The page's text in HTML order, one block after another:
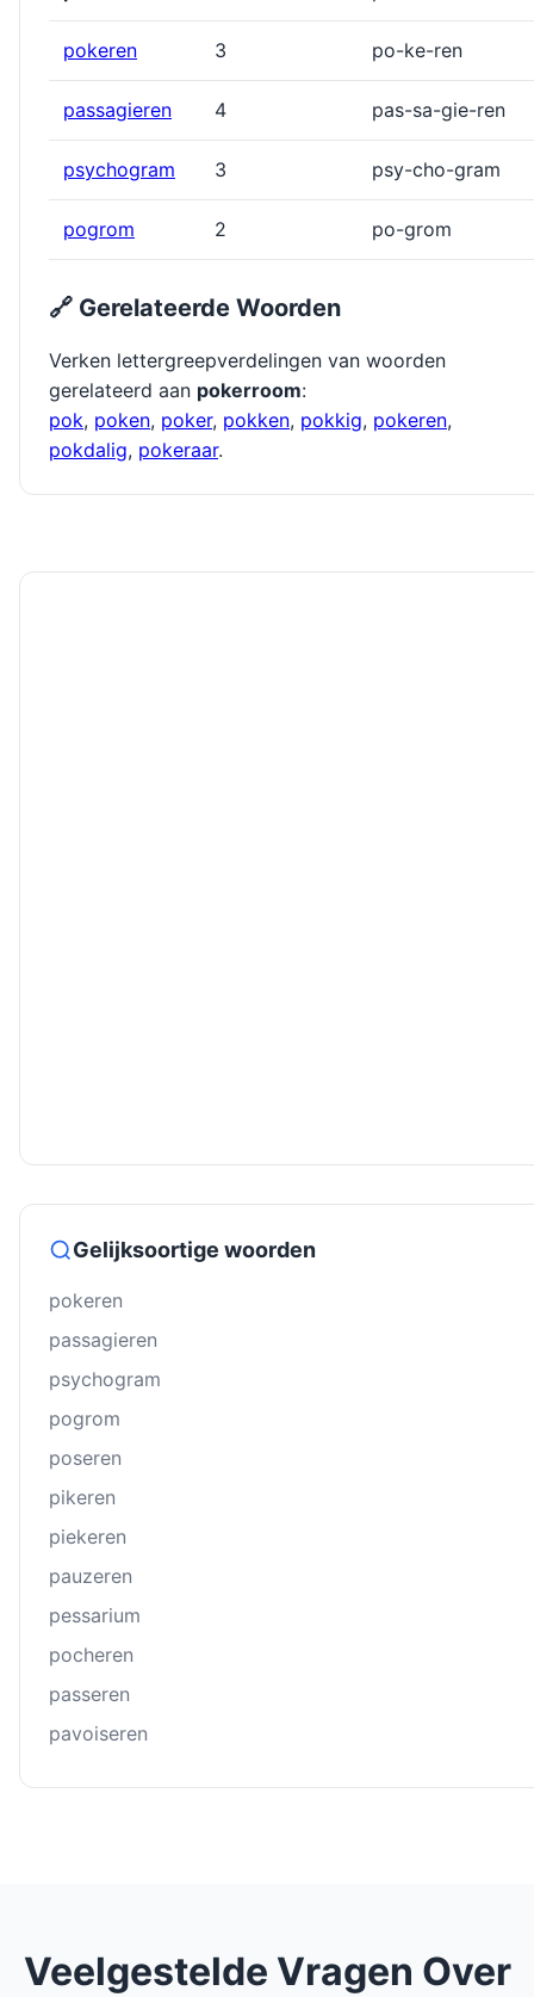
pokeren 3 po-ke-ren
passagieren 4 pas-sa-gie-ren
psychogram 3 psy-cho-gram
pogrom 2 po-grom
🔗 Gerelateerde Woorden
Verken lettergreepverdelingen van woorden
gerelateerd aan pokerroom:
pok, poken, poker, pokken, pokkig, pokeren,
pokdalig, pokeraar.
Gelijksoortige woorden
pokeren
passagieren
psychogram
pogrom
poseren
pikeren
piekeren
pauzeren
pessarium
pocheren
passeren
pavoiseren
Veelgestelde Vragen Over